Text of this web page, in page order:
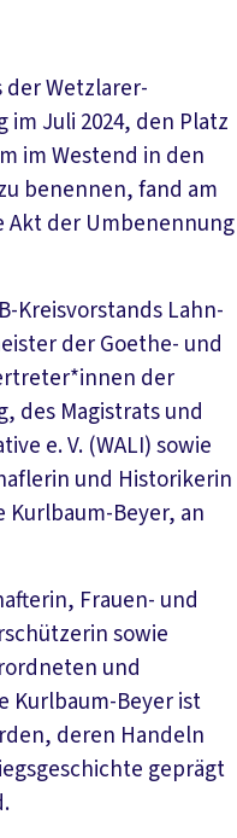
der Wetzlarer-
Juli 2024, den Platz
im Westend in den
benennen, fand am
Akt der Umbenennung
Kreisvorstands Lahn-
der Goethe- und
der
des Magistrats und
e. V. (WALI) sowie
und Historikerin
Kurlbaum-Beyer, an
Frauen- und
sowie
und
Kurlbaum-Beyer ist
deren Handeln
geprägt